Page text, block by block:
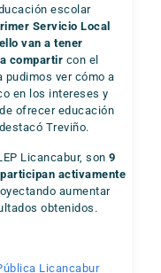
escolar
Servicio Local
van a tener
compartir con el
pudimos ver cómo a
en los intereses y
ofrecer educación
Treviño.
Licancabur, son 9
activamente
aumentar
obtenidos.
Licancabur